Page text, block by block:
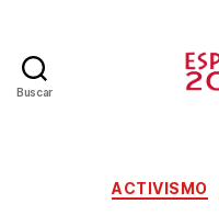
Buscar
ACTIVISMO